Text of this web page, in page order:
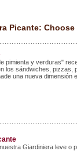
Picante:
pimienta y verduras"
los sándwiches, pizzas,
una nueva dimensión
Giardiniera leve o